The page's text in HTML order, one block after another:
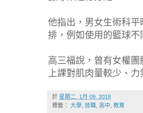
他指出，男女生術科
排，例如使用的籃球不
高三福說，曾有女權
上課對肌肉量較少、
於 星期二, 1月 09, 2018
標籤： 大學 技職 高中 教育